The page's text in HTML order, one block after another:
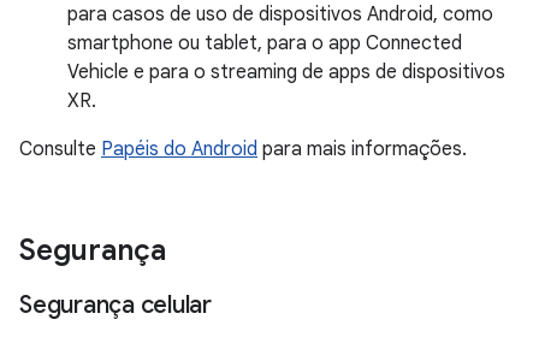
para casos de uso de dispositivos Android, como
smartphone ou tablet, para o app Connected
Vehicle e para o streaming de apps de dispositivos
XR.
Consulte Papéis do Android para mais informações.
Segurança
Segurança celular